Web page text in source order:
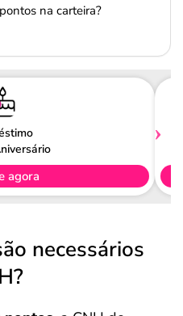
na carteira?
agora
necessários